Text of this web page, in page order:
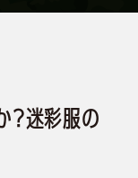
日常のサバイ
？迷彩服の